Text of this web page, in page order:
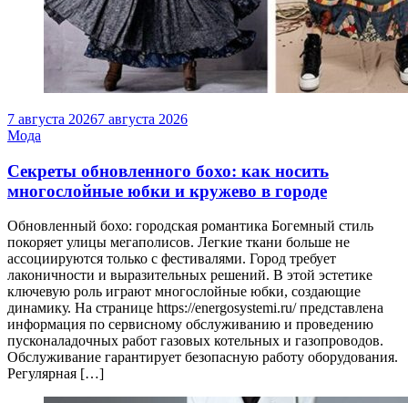
7 августа 20267 августа 2026
Мода
Секреты обновленного бохо: как носить
многослойные юбки и кружево в городе
Обновленный бохо: городская романтика Богемный стиль
покоряет улицы мегаполисов. Легкие ткани больше не
ассоциируются только с фестивалями. Город требует
лаконичности и выразительных решений. В этой эстетике
ключевую роль играют многослойные юбки, создающие
динамику. На странице https://energosystemi.ru/ представлена
информация по сервисному обслуживанию и проведению
пусконаладочных работ газовых котельных и газопроводов.
Обслуживание гарантирует безопасную работу оборудования.
Регулярная […]